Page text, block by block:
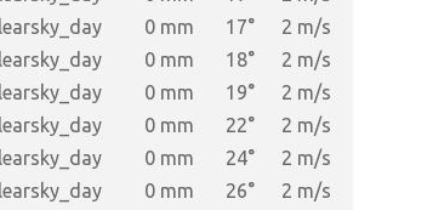
0 mm 17°
2 m/s
0 mm 18°
2 m/s
0 mm 19°
2 m/s
0 mm 22°
2 m/s
0 mm 24°
2 m/s
0 mm 26°
2 m/s